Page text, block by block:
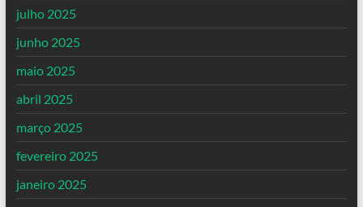
julho 2025
junho 2025
maio 2025
abril 2025
março 2025
fevereiro 2025
janeiro 2025